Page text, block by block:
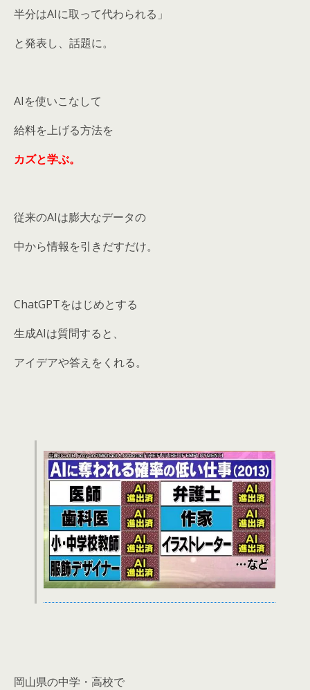
半分はAIに取って代わられる」
と発表し、話題に。
AIを使いこなして
給料を上げる方法を
カズと学ぶ。
従来のAIは膨大なデータの
中から情報を引きだすだけ。
ChatGPTをはじめとする
生成AIは質問すると、
アイデアや答えをくれる。
岡山県の中学・高校で